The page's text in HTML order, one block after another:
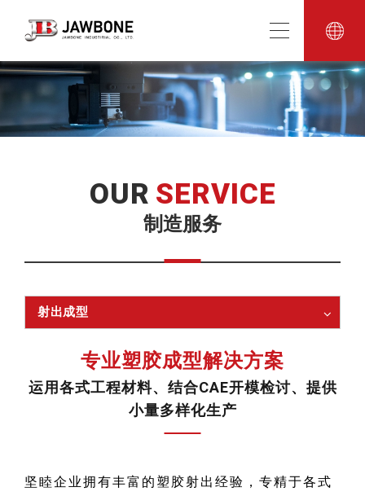
OUR SERVICE
制造服务
射出成型
专业塑胶成型解决方案
运用各式工程材料、结合CAE开模检讨、提供
小量多样化生产
坚睦企业拥有丰富的塑胶射出经验，专精于各式